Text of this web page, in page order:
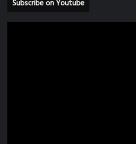
Subscribe on Youtube